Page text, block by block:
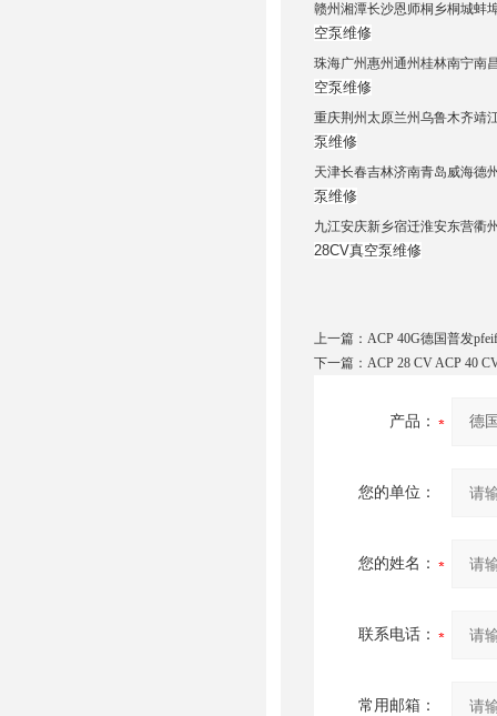
赣州湘潭长沙恩师桐乡桐城蚌
空泵维修
珠海广州惠州通州桂林南宁南
空泵维修
重庆荆州太原兰州乌鲁木齐靖
泵维修
天津长春吉林济南青岛威海德
泵维修
九江安庆新乡宿迁淮安东营衢
28CV真空泵维修
上一篇： ACP 40G德国普发
下一篇： ACP 28 CV ACP 40
产品：
您的单位：
您的姓名：
联系电话：
常用邮箱：